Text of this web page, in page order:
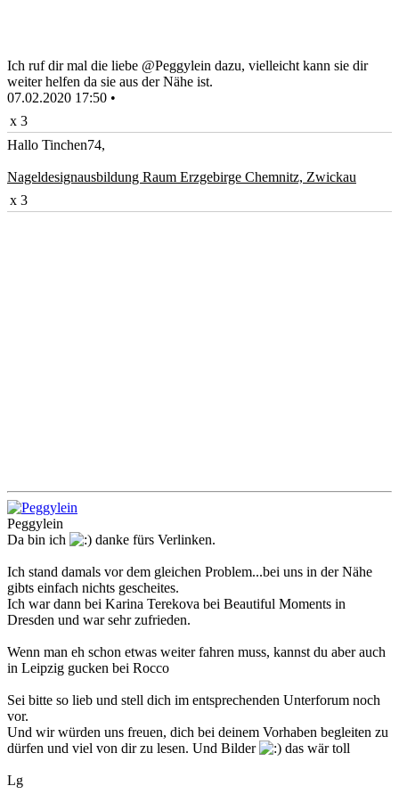
Ich ruf dir mal die liebe @Peggylein dazu, vielleicht kann sie dir
weiter helfen da sie aus der Nähe ist.
07.02.2020 17:50 •
x 3
Hallo Tinchen74,
Nageldesignausbildung Raum Erzgebirge Chemnitz, Zwickau
x 3
Peggylein
Da bin ich
danke fürs Verlinken.
Ich stand damals vor dem gleichen Problem...bei uns in der Nähe
gibts einfach nichts gescheites.
Ich war dann bei Karina Terekova bei Beautiful Moments in
Dresden und war sehr zufrieden.
Wenn man eh schon etwas weiter fahren muss, kannst du aber auch
in Leipzig gucken bei Rocco
Sei bitte so lieb und stell dich im entsprechenden Unterforum noch
vor.
Und wir würden uns freuen, dich bei deinem Vorhaben begleiten zu
dürfen und viel von dir zu lesen. Und Bilder
das wär toll
Lg